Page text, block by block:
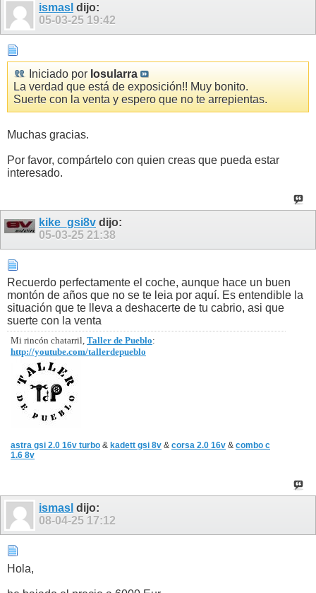
ismasl dijo:
05-03-25 19:42
Iniciado por Iosularra
La verdad que está de exposición!! Muy bonito.
Suerte con la venta y espero que no te arrepientas.
Muchas gracias.
Por favor, compártelo con quien creas que pueda estar
interesado.
kike_gsi8v dijo:
05-03-25 21:38
Recuerdo perfectamente el coche, aunque hace un buen
montón de años que no se te leia por aquí. Es entendible la
situación que te lleva a deshacerte de tu cabrio, asi que
suerte con la venta
Mi rincón chatarril, Taller de Pueblo:
http://youtube.com/tallerdepueblo
astra gsi 2.0 16v turbo & kadett gsi 8v & corsa 2.0 16v & combo c
1.6 8v
ismasl dijo:
08-04-25 17:12
Hola,